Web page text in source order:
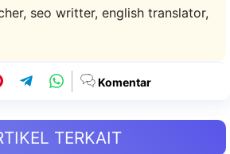
seo writter, english translator,
Komentar
TERKAIT